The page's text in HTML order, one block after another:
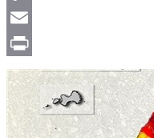
Copy
Link
Email
Print